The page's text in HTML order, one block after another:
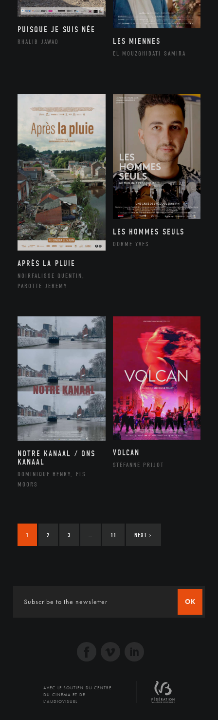
PUISQUE JE SUIS NÉE
RHALIB JAWAD LES MIENNES
EL MOUZGHIBATI SAMIRA
APRÈS LA PLUIE
NOIRFALISSE QUENTIN,
PAROTTE JEREMY
LES HOMMES SEULS
DORME YVES
NOTRE KANAAL / ONS
KANAAL
DOMINIQUE HENRY, ELS
MOORS
VOLCAN
STÉFANNE PRIJOT
1 2 3 11 NEXT ›
OK
AVEC LE SOUTIEN DU CENTRE
DU CINÉMA ET DE
L'AUDIOVISUEL